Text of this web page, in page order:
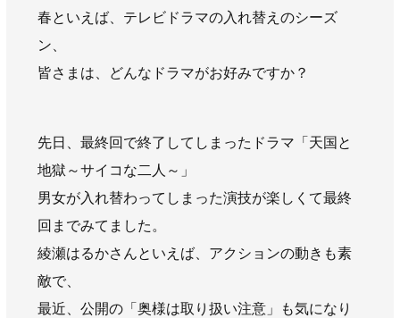
大型工事施工事例
採用情報
協力会社募集
お問い合わせ
春といえば、テレビドラマの入れ替えのシーズ
ン、
皆さまは、どんなドラマがお好みですか？
先日、最終回で終了してしまったドラマ「天国と
地獄～サイコな二人～」
男女が入れ替わってしまった演技が楽しくて最終
回までみてました。
綾瀬はるかさんといえば、アクションの動きも素
敵で、
最近、公開の「奥様は取り扱い注意」も気になり